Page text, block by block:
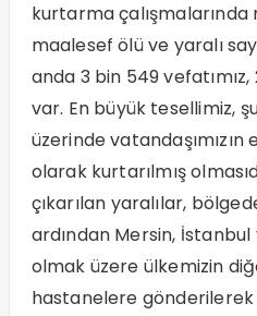
kurtarma
maalesef ölü ve yaralı
anda 3 bin 549 vefatımız,
var. En büyük tesellimiz,
üzerinde vatandaşımızın
olarak kurtarılmış
çıkarılan yaralılar,
ardından Mersin,
olmak üzere ülkemizin
hastanelere gönderilerek